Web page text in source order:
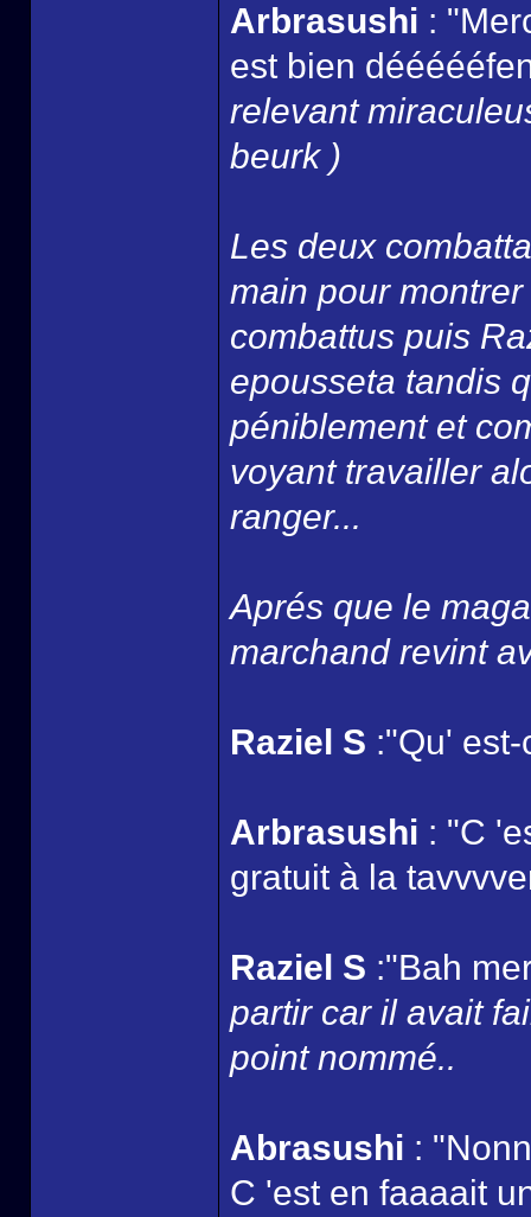
Arbrasushi :
est bien
relevant
beurk )
Les deux
main pour
combattus puis
epousseta tandis
péniblement et
voyant travailler
ranger...
Aprés que le
marchand revint
Raziel S :"Qu'
Arbrasushi : "C
gratuit à la
Raziel S :"Bah
partir car il avait
point nommé..
Abrasushi :
C 'est en faaaait